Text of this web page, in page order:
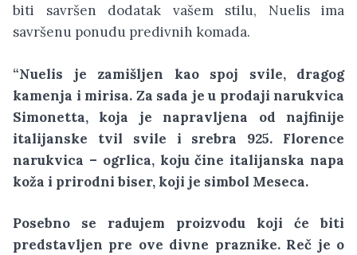
biti savršen dodatak vašem stilu, Nuelis ima
savršenu ponudu predivnih komada.
“Nuelis je zamišljen kao spoj svile, dragog
kamenja i mirisa. Za sada je u prodaji narukvica
Simonetta, koja je napravljena od najfinije
italijanske tvil svile i srebra 925. Florence
narukvica – ogrlica, koju čine italijanska napa
koža i prirodni biser, koji je simbol Meseca.
Posebno se radujem proizvodu koji će biti
predstavljen pre ove divne praznike. Reč je o